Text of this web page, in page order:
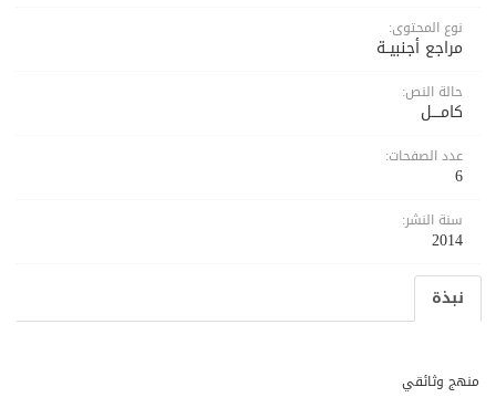
نوع المحتوى:
مراجع أجنبيــة
حالة النص:
كامــــل
عدد الصفحات:
6
سنة النشر:
2014
نبذة
منهج وثائقي